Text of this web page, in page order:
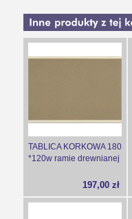
TABLICA KORKOWA 180
*120w ramie drewnianej
197,00 zł